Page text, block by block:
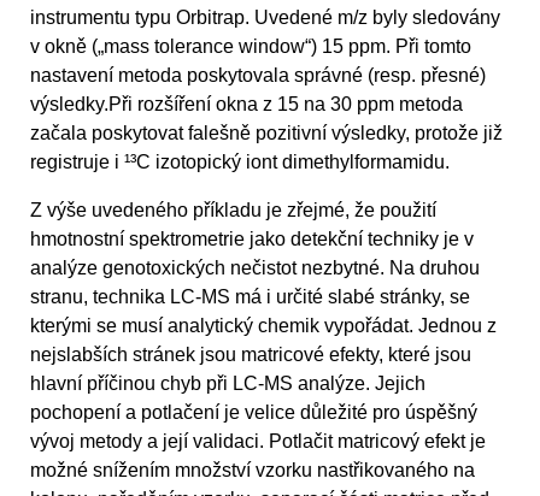
instrumentu typu Orbitrap. Uvedené m/z byly sledovány
v okně („mass tolerance window“) 15 ppm. Při tomto
nastavení metoda poskytovala správné (resp. přesné)
výsledky.Při rozšíření okna z 15 na 30 ppm metoda
začala poskytovat falešně pozitivní výsledky, protože již
registruje i ¹³C izotopický iont dimethylformamidu.
Z výše uvedeného příkladu je zřejmé, že použití
hmotnostní spektrometrie jako detekční techniky je v
analýze genotoxických nečistot nezbytné. Na druhou
stranu, technika LC-MS má i určité slabé stránky, se
kterými se musí analytický chemik vypořádat. Jednou z
nejslabších stránek jsou matricové efekty, které jsou
hlavní příčinou chyb při LC-MS analýze. Jejich
pochopení a potlačení je velice důležité pro úspěšný
vývoj metody a její validaci. Potlačit matricový efekt je
možné snížením množství vzorku nastřikovaného na